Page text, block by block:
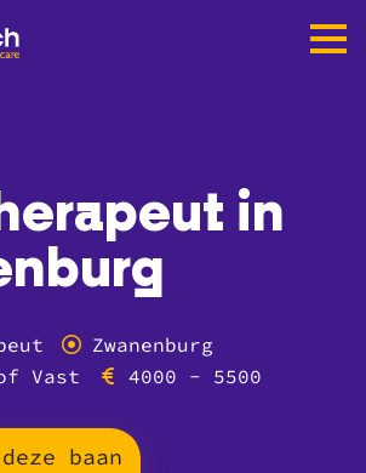
in
Zwanenburg
Vast
4000 - 5500
baan